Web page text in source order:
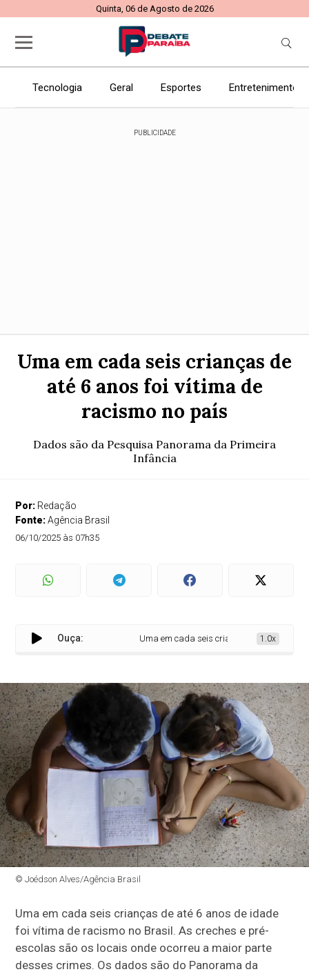
Quinta, 06 de Agosto de 2026
Tecnologia Geral Esportes Entretenimento
PUBLICIDADE
Uma em cada seis crianças de
até 6 anos foi vítima de
racismo no país
Dados são da Pesquisa Panorama da Primeira
Infância
Por: Redação
Fonte:Agência Brasil
06/10/2025 às 07h35
Ouça: Uma em cada seis crianças de até 6 anos foi
1.0x
© Joédson Alves/Agência Brasil
Uma em cada seis crianças de até 6 anos de idade
foi vítima de racismo no Brasil. As creches e pré-
escolas são os locais onde ocorreu a maior parte
desses crimes. Os dados são do Panorama da